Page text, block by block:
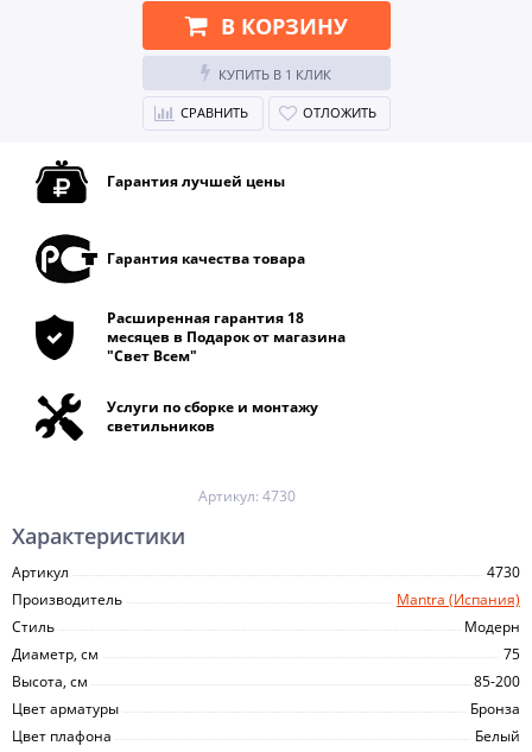
В КОРЗИНУ
КУПИТЬ В 1 КЛИК
СРАВНИТЬ ОТЛОЖИТЬ
Гарантия лучшей цены
Гарантия качества товара
Расширенная гарантия 18
месяцев в Подарок от магазина
"Свет Всем"
Услуги по сборке и монтажу
светильников
Артикул: 4730
Характеристики
Артикул
4730
Производитель
Mantra (Испания)
Стиль
Модерн
Диаметр, см
75
Высота, см
85-200
Цвет арматуры
Бронза
Цвет плафона
Белый